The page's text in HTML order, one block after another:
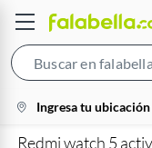
location-
icon
Ingresa tu ubicación
Redmi watch 5